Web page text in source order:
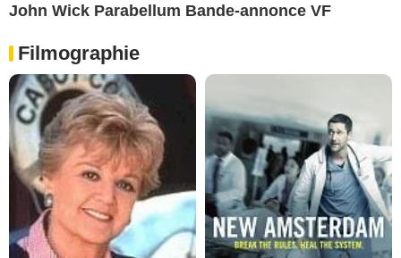
John Wick Parabellum Bande-annonce VF
Filmographie